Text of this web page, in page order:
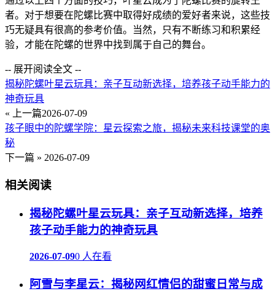
者。对于想要在陀螺比赛中取得好成绩的爱好者来说，这些技
巧无疑具有很高的参考价值。当然，只有不断练习和积累经
验，才能在陀螺的世界中找到属于自己的舞台。
-- 展开阅读全文 --
揭秘陀螺叶星云玩具：亲子互动新选择，培养孩子动手能力的
神奇玩具
« 上一篇2026-07-09
孩子眼中的陀螺学院：星云探索之旅，揭秘未来科技课堂的奥
秘
下一篇 » 2026-07-09
相关阅读
揭秘陀螺叶星云玩具：亲子互动新选择，培养
孩子动手能力的神奇玩具
2026-07-090 人在看
阿雪与李星云：揭秘网红情侣的甜蜜日常与成